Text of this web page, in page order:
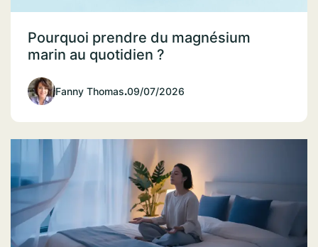
Pourquoi prendre du magnésium
marin au quotidien ?
Fanny Thomas.09/07/2026